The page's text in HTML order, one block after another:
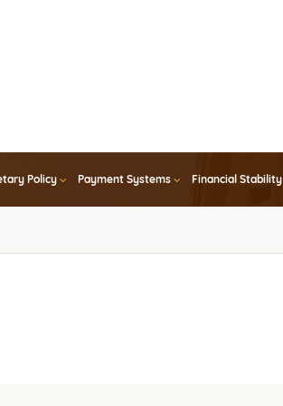
Policy Payment Systems Financial Stability